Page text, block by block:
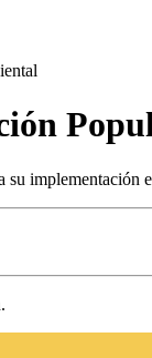
su implementación